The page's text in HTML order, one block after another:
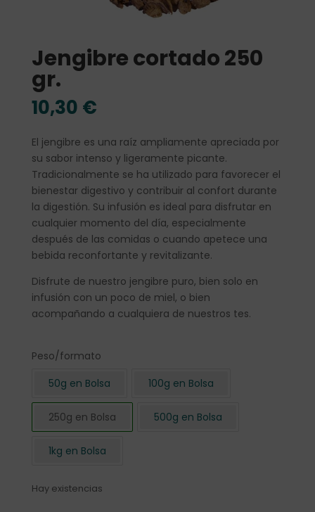
Jengibre cortado 250
gr.
10,30 €
El jengibre es una raíz ampliamente apreciada por
su sabor intenso y ligeramente picante.
Tradicionalmente se ha utilizado para favorecer el
bienestar digestivo y contribuir al confort durante
la digestión. Su infusión es ideal para disfrutar en
cualquier momento del día, especialmente
después de las comidas o cuando apetece una
bebida reconfortante y revitalizante.
Disfrute de nuestro jengibre puro, bien solo en
infusión con un poco de miel, o bien
acompañando a cualquiera de nuestros tes.
Peso/formato
50g en Bolsa
100g en Bolsa
250g en Bolsa 500g en Bolsa
1kg en Bolsa
Hay existencias